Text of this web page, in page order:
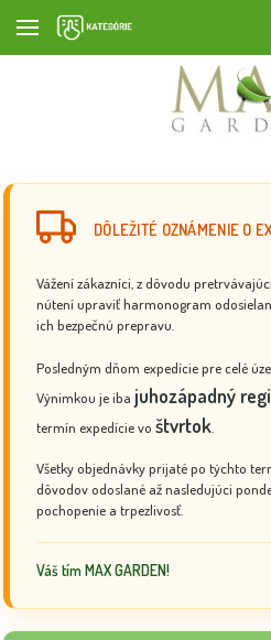
DÔLEŽITÉ OZNÁMENIE O
Vážení zákazníci, z dôvodu
nútení upraviť harmonogram
ich bezpečnú prepravu.
Posledným dňom expedície pre celé
Výnimkou je iba juhozápadný
termín expedície vo štvrtok
Všetky objednávky prijaté po týchto
dôvodov odoslané až nasledujúci
pochopenie a trpezlivosť.
Váš tím MAX GARDEN!